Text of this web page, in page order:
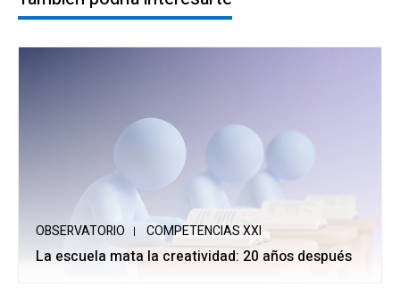
OBSERVATORIO COMPETENCIAS XXI
La escuela mata la creatividad: 20 años después